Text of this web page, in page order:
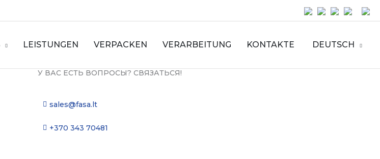
LEISTUNGEN VERPACKEN VERARBEITUNG KONTAKTE DEUTSCH
У ВАС ЕСТЬ ВОПРОСЫ? СВЯЗАТЬСЯ!
sales@fasa.lt
+370 343 70481